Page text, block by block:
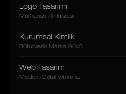
Logo Tasarımı
Markanızın İlk İmzası
Kurumsal Kimlik
Bütünleşik Marka Gücü
Web Tasarım
Modern Dijital Vitrininiz